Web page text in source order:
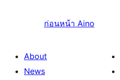
ก่อนหน้า Aino
About
News